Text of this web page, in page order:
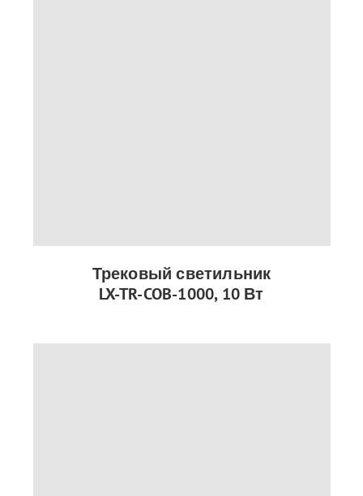
Трековый светильник
LX-TR-COB-1000, 10 Вт